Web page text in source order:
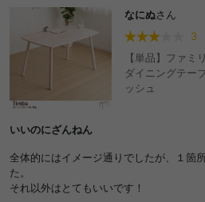
ます。背丈160センチほどですが、座っ
つかないとデザインが良くても、座った
もっと背の高い人や、cafe店舗用など靴
い高さなのかもしれないです。
なにぬさん
3
【単品】ファミ
ダイニングテー
ッシュ
いいのにざんねん
全体的にはイメージ通りでしたが、１箇
た。
それ以外はとてもいいです！